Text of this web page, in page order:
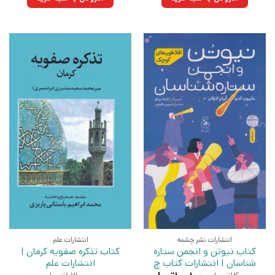
بود.
انتشارات نشر چشمه
کتاب نیوتن و انجمن ستاره
شناسان | انتشارات کتاب چ
انتشارات علم
کتاب تذکره صفویه کرمان |
انتشارات علم